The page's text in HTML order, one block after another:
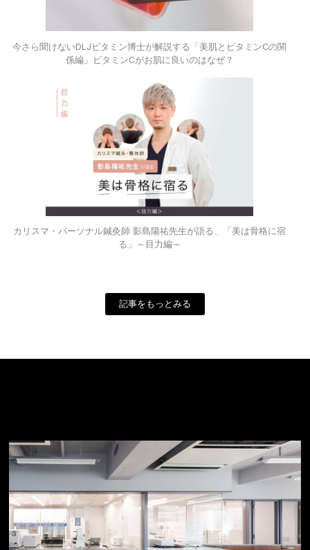
今さら聞けないDLJビタミン博士が解説する「美肌とビタミンCの関
係編」ビタミンCがお肌に良いのはなぜ？
カリスマ・パーソナル鍼灸師 影島陽祐先生が語る、「美は骨格に宿
る」～目力編～
記事をもっとみる